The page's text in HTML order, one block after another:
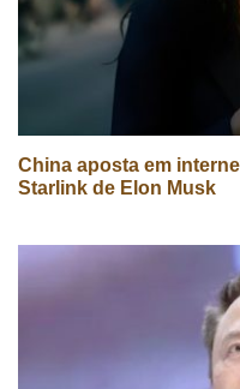
China aposta em
Starlink de Elon Musk